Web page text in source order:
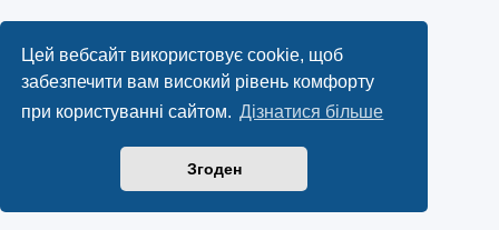
Цей вебсайт використовує cookie, щоб
забезпечити вам високий рівень комфорту
при користуванні сайтом. Дізнатися більше
Згоден